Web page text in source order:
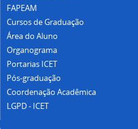
FAPEAM
Cursos de Graduação
Área do Aluno
Organograma
Portarias ICET
Pós-graduação
Coordenação Acadêmica
LGPD - ICET